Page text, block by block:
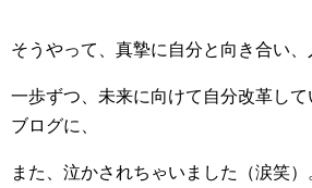
そうやって、真摯に自分と向き合い、
一歩ずつ、未来に向けて自分改革し
ブログに、
また、泣かされちゃいました（涙笑）